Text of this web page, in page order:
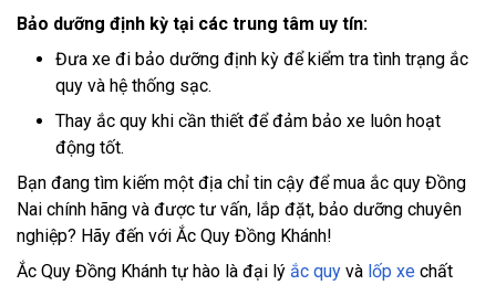
Bảo dưỡng định kỳ tại các trung tâm uy tín:
Đưa xe đi bảo dưỡng định kỳ để kiểm tra tình trạng ắc
quy và hệ thống sạc.
Thay ắc quy khi cần thiết để đảm bảo xe luôn hoạt
động tốt.
Bạn đang tìm kiếm một địa chỉ tin cậy để mua ắc quy Đồng
Nai chính hãng và được tư vấn, lắp đặt, bảo dưỡng chuyên
nghiệp? Hãy đến với Ắc Quy Đồng Khánh!
Ắc Quy Đồng Khánh tự hào là đại lý ắc quy và lốp xe chất